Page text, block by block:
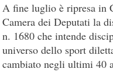
A fine luglio è ripresa in
Camera dei Deputati la
n. 1680 che intende
universo dello sport
cambiato negli ultimi 40